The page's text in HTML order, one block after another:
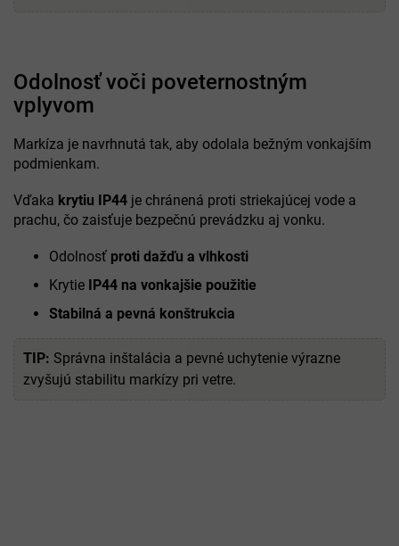
Odolnosť voči poveternostným
vplyvom
Markíza je navrhnutá tak, aby odolala bežným vonkajším
podmienkam.
Vďaka krytiu IP44 je chránená proti striekajúcej vode a
prachu, čo zaisťuje bezpečnú prevádzku aj vonku.
Odolnosť proti dažďu a vlhkosti
Krytie IP44 na vonkajšie použitie
Stabilná a pevná konštrukcia
TIP: Správna inštalácia a pevné uchytenie výrazne
zvyšujú stabilitu markízy pri vetre.